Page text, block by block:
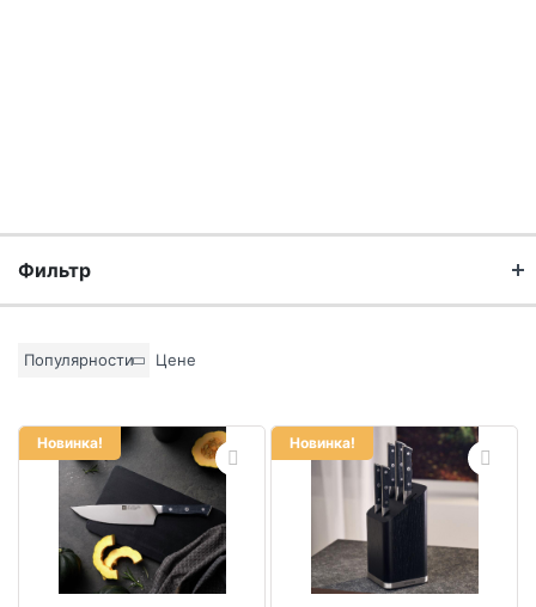
Фильтр
Цвет основы
Коллекция
Популярности Цене
Новинка! Новинка!